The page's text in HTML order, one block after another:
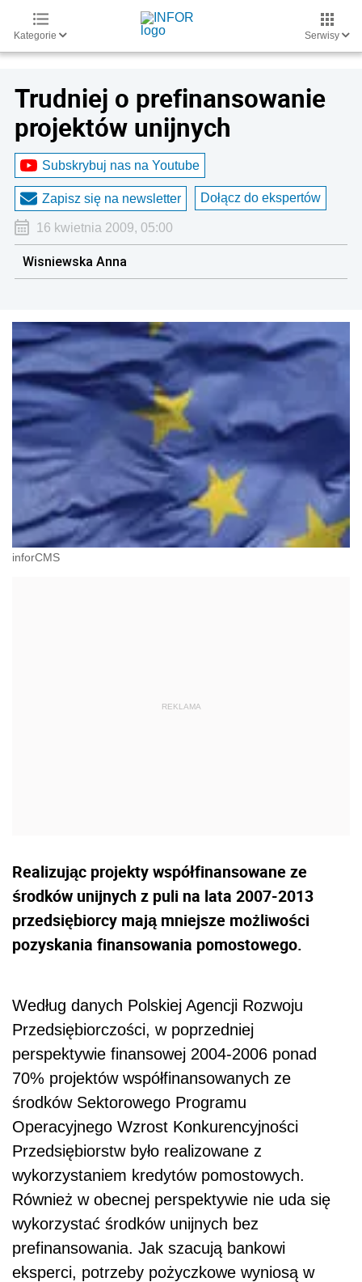
Kategorie Serwisy
Trudniej o prefinansowanie
projektów unijnych
Subskrybuj nas na Youtube
Zapisz się na newsletter Dołącz do ekspertów
16 kwietnia 2009, 05:00
Wisniewska Anna
inforCMS
Realizując projekty współfinansowane ze
środków unijnych z puli na lata 2007-2013
przedsiębiorcy mają mniejsze możliwości
pozyskania finansowania pomostowego.
Według danych Polskiej Agencji Rozwoju
Przedsiębiorczości, w poprzedniej
perspektywie finansowej 2004-2006 ponad
70% projektów współfinansowanych ze
środków Sektorowego Programu
Operacyjnego Wzrost Konkurencyjności
Przedsiębiorstw było realizowane z
wykorzystaniem kredytów pomostowych.
Również w obecnej perspektywie nie uda się
wykorzystać środków unijnych bez
prefinansowania. Jak szacują bankowi
eksperci, potrzeby pożyczkowe wyniosą w